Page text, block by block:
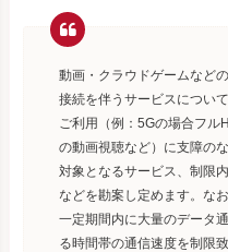
動画・クラウドゲームなど
接続を伴うサービスについ
ご利用（例：5Gの場合フ
の動画視聴など）に支障の
対象となるサービス、制限
などを勘案し定めます。な
一定期間内に大量のデータ
る時間帯の通信速度を制限致